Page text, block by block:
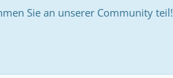
Sie an unserer Community teil!